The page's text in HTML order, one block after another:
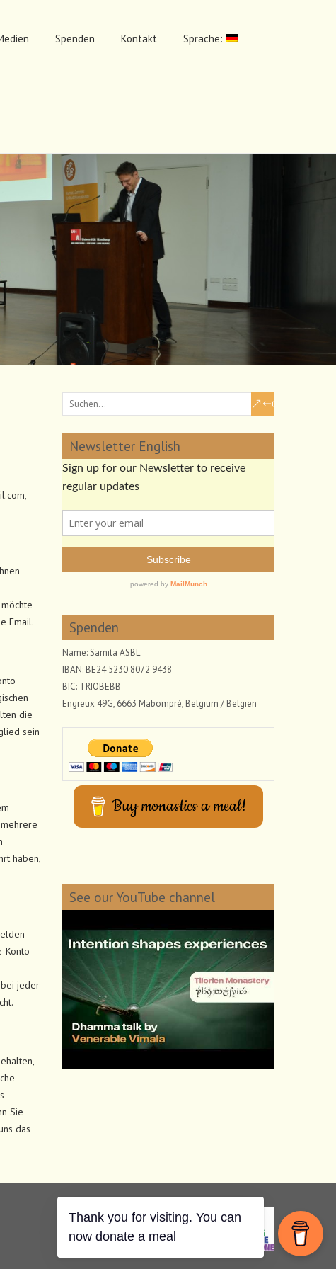
Spenden Kontakt Sprache:
Email.
die
sein
haben,
Konto
bei jeder
Sie
das
Newsletter English
Spenden
Name: Samita ASBL
IBAN: BE24 5230 8072 9438
BIC: TRIOBEBB
Engreux 49G, 6663 Mabompré, Belgium / Belgien
Buy monastics a meal!
See our YouTube channel
Thank you for visiting. You can
now donate a meal